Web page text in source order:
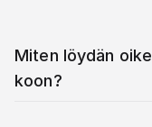
Miten löydän
koon?